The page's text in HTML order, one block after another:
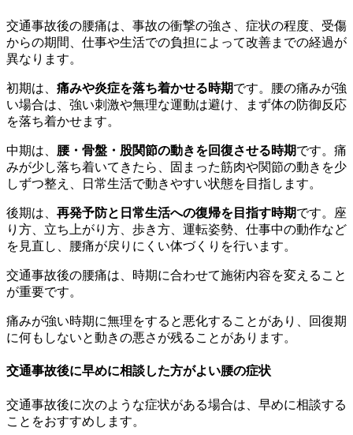
交通事故後の腰痛は、事故の衝撃の強さ、症状の程度、受傷
からの期間、仕事や生活での負担によって改善までの経過が
異なります。
初期は、 痛みや炎症を落ち着かせる時期です。腰の痛みが強
い場合は、強い刺激や無理な運動は避け、まず体の防御反応
を落ち着かせます。
中期は、 腰・骨盤・股関節の動きを回復させる時期です。痛
みが少し落ち着いてきたら、固まった筋肉や関節の動きを少
しずつ整え、日常生活で動きやすい状態を目指します。
後期は、 再発予防と日常生活への復帰を目指す時期です。座
り方、立ち上がり方、歩き方、運転姿勢、仕事中の動作など
を見直し、腰痛が戻りにくい体づくりを行います。
交通事故後の腰痛は、時期に合わせて施術内容を変えること
が重要です。
痛みが強い時期に無理をすると悪化することがあり、回復期
に何もしないと動きの悪さが残ることがあります。
交通事故後に早めに相談した方がよい腰の症状
交通事故後に次のような症状がある場合は、早めに相談する
ことをおすすめします。